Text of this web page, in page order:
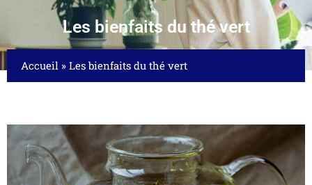
Les bienfaits du thé vert
Accueil » Les bienfaits du thé vert